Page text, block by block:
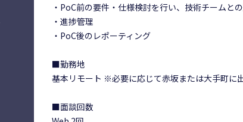
・PoC前の要件・仕様検討を行い、技術チームと
・進捗管理
・PoC後のレポーティング
■勤務地
基本リモート ※必要に応じて赤坂または大手町に
■面談回数